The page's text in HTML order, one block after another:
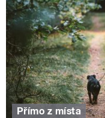
Přímo z místa